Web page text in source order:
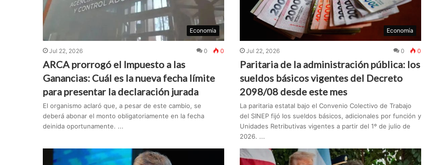
Economía
Jul 22, 2026 0 0
ARCA prorrogó el Impuesto a las
Ganancias: Cuál es la nueva fecha límite
para presentar la declaración jurada
El organismo aclaró que, a pesar de este cambio, se
deberá abonar el monto obligatoriamente en la fecha
deinida oportunamente. ...
Economía
Jul 22, 2026 0 0
Paritaria de la administración pública: los
sueldos básicos vigentes del Decreto
2098/08 desde este mes
La paritaria estatal bajo el Convenio Colectivo de Trabajo
del SINEP fijó los sueldos básicos, adicionales por función y
Unidades Retributivas vigentes a partir del 1º de julio de
2026. ...